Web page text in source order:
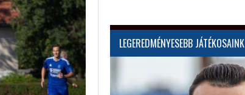
LEGEREDMÉNYESEBB JÁTÉKOSAINK